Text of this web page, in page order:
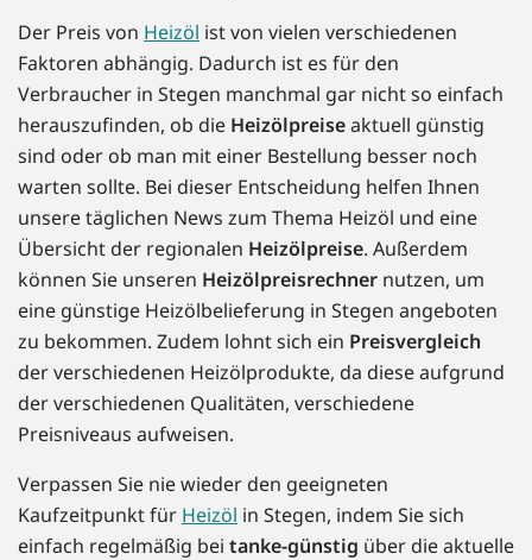
Der Preis von Heizöl ist von vielen verschiedenen
Faktoren abhängig. Dadurch ist es für den
Verbraucher in Stegen manchmal gar nicht so einfach
herauszufinden, ob die Heizölpreiseaktuell günstig
sind oder ob man mit einer Bestellung besser noch
warten sollte. Bei dieser Entscheidung helfen Ihnen
unsere täglichen News zum Thema Heizöl und eine
Übersicht der regionalen Heizölpreise. Außerdem
können Sie unseren Heizölpreisrechner nutzen, um
eine günstige Heizölbelieferung in Stegen angeboten
zu bekommen. Zudem lohnt sich ein Preisvergleich
der verschiedenen Heizölprodukte, da diese aufgrund
der verschiedenen Qualitäten, verschiedene
Preisniveaus aufweisen.
Verpassen Sie nie wieder den geeigneten
Kaufzeitpunkt für Heizöl in Stegen, indem Sie sich
einfach regelmäßig bei tanke-günstig über die aktuelle